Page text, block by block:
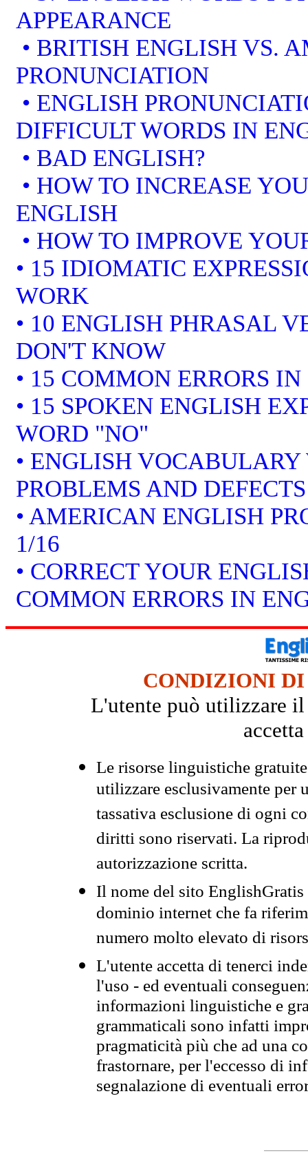
APPEARANCE
• BRITISH ENGLISH VS.
PRONUNCIATION
• ENGLISH
DIFFICULT WORDS IN
• BAD ENGLISH?
• HOW TO INCREASE
ENGLISH
• HOW TO IMPROVE
• 15 IDIOMATIC
WORK
• 10 ENGLISH PHRASAL
DON'T KNOW
• 15 COMMON ERRORS
• 15 SPOKEN ENGLISH
WORD "NO"
• ENGLISH
PROBLEMS AND DEFECTS
• AMERICAN ENGLISH
1/16
• CORRECT YOUR
COMMON ERRORS IN
CONDIZIONI DI
L'utente può utilizzare il
Le risorse linguistiche
utilizzare esclusivamente per
tassativa esclusione di ogni
diritti sono riservati. La
autorizzazione scritta.
Il nome del sito
dominio internet che fa
numero molto elevato di
L'utente accetta di tenerci
l'uso - ed eventuali
informazioni linguistiche e
grammaticali sono infatti
pragmaticità più che ad una
frastornare, per l'eccesso di
segnalazione di eventuali